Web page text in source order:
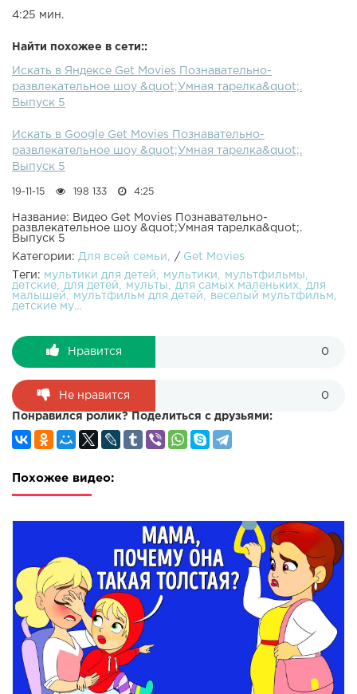
правильный ответ и попробуем ответить на новые
детей "Умная тарелка", пятая серия. Сможете ли вы
ответить на эти вопросы? Попробуйте!Все серии Умной
Тарелки:
4:25 мин.
Найти похожее в сети::
Искать в Яндексе Get Movies Познавательно-
развлекательное шоу &quot;Умная тарелка&quot;.
Выпуск 5
Искать в Google Get Movies Познавательно-
развлекательное шоу &quot;Умная тарелка&quot;.
Выпуск 5
19-11-15 198 133 4:25
Название: Видео Get Movies Познавательно-
развлекательное шоу &quot;Умная тарелка&quot;.
Выпуск 5
Категории: Для всей семьи / Get Movies
Теги: мультики для детей мультики
мультфильмы
детские
для детей мульты для самых маленьких
для
малышей
мультфильм для детей
веселый мультфильм
детские му...
Нравится 0
Не нравится 0
Понравился ролик? Поделиться с друзьями:
Похожее видео: